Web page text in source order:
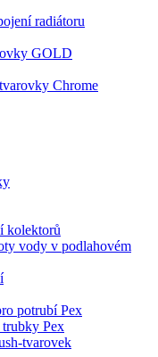
radiátoru
GOLD
Chrome
kolektorů
vody v podlahovém
potrubí Pex
Pex
tvarovek